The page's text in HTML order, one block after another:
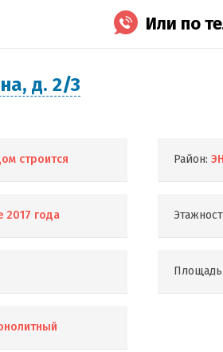
Или по
д. 2/3
строится
2017 года
Район: